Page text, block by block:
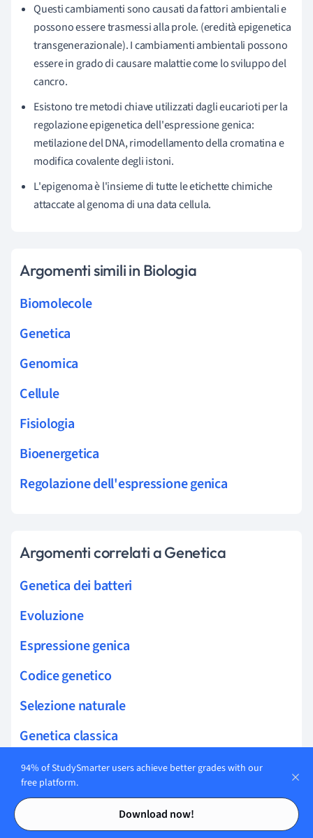
Contents
Contents
Questi cambiamenti sono causati da fattori ambientali e
possono essere trasmessi alla prole. (eredità epigenetica
transgenerazionale). I cambiamenti ambientali possono
essere in grado di causare malattie come lo sviluppo del
cancro.
Esistono tre metodi chiave utilizzati dagli eucarioti per la
regolazione epigenetica dell'espressione genica:
metilazione del DNA, rimodellamento della cromatina e
modifica covalente degli istoni.
L'epigenoma è l'insieme di tutte le etichette chimiche
attaccate al genoma di una data cellula.
Argomenti simili in Biologia
Biomolecole
Genetica
Genomica
Cellule
Fisiologia
Bioenergetica
Regolazione dell'espressione genica
Argomenti correlati a Genetica
Genetica dei batteri
Evoluzione
Espressione genica
Codice genetico
Selezione naturale
Genetica classica
Speciazione
Gene
Basi genetiche del cancro
94% of StudySmarter users achieve better grades with our
free platform.
Download now!